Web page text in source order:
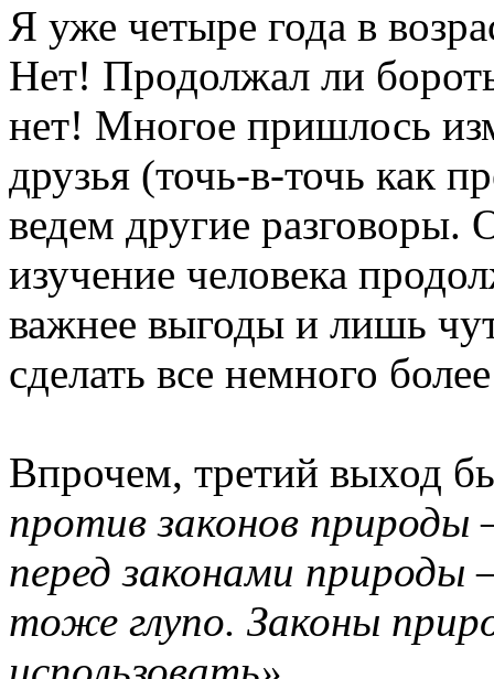
Я уже четыре года в
Нет! Продолжал ли
нет! Многое пришлось
друзья (точь-в-точь как
ведем другие разговоры.
изучение человека
важнее выгоды и лишь
сделать все немного
Впрочем, третий выход
против законов
перед законами
тоже глупо. Законы